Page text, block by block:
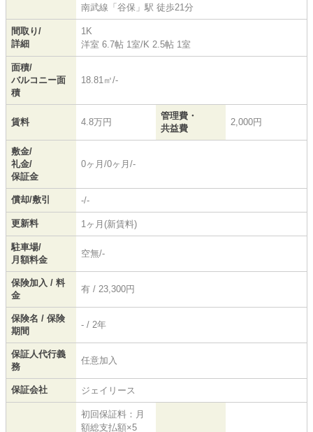
南武線 「 谷保 」駅 徒歩21分
間取り/
詳細
1K
洋室 6.7帖 1室/K 2.5帖 1室
面積/
バルコニー面
積
18.81㎡/-
賃料 4.8万円
管理費・
共益費
2,000円
敷金/
礼金/
保証金
0ヶ月/0ヶ月/-
償却/敷引 -/-
更新料 1ヶ月(新賃料)
駐車場/
月額料金
空無/-
保険加入 / 料
金
有 / 23,300円
保険名 / 保険
期間
- / 2年
保証人代行義
務
任意加入
保証会社 ジェイリース
初回保証料：月
額総支払額×5